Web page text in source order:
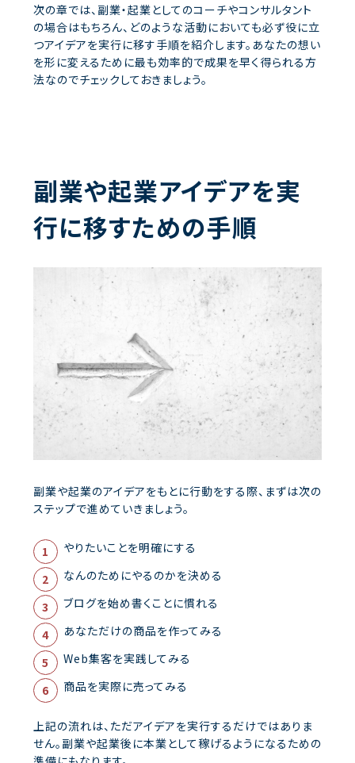
次の章では、副業・起業としてのコーチやコンサルタント
の場合はもちろん、どのような活動においても必ず役に立
つアイデアを実行に移す手順を紹介します。あなたの想い
を形に変えるために最も効率的で成果を早く得られる方
法なのでチェックしておきましょう。
副業や起業アイデアを実
行に移すための手順
副業や起業のアイデアをもとに行動をする際、まずは次の
ステップで進めていきましょう。
やりたいことを明確にする
なんのためにやるのかを決める
ブログを始め書くことに慣れる
あなただけの商品を作ってみる
Web集客を実践してみる
商品を実際に売ってみる
上記の流れは、ただアイデアを実行するだけではありま
せん。副業や起業後に本業として稼げるようになるための